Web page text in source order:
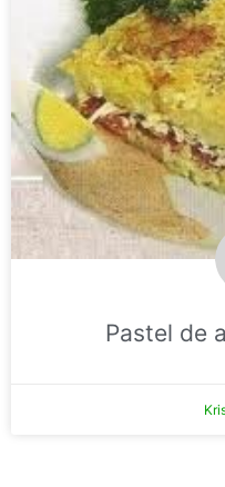
Pastel de